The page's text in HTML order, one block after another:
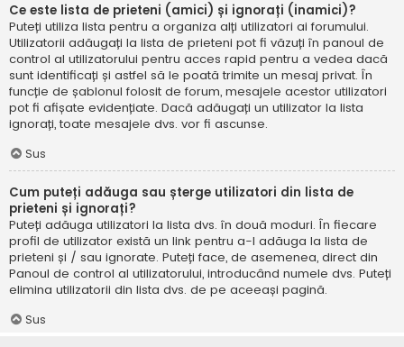
Ce este lista de prieteni (amici) și ignorați (inamici)?
Puteți utiliza lista pentru a organiza alți utilizatori ai forumului.
Utilizatorii adăugați la lista de prieteni pot fi văzuți în panoul de
control al utilizatorului pentru acces rapid pentru a vedea dacă
sunt identificați și astfel să le poată trimite un mesaj privat. În
funcție de șablonul folosit de forum, mesajele acestor utilizatori
pot fi afișate evidențiate. Dacă adăugați un utilizator la lista
ignorați, toate mesajele dvs. vor fi ascunse.
Sus
Cum puteți adăuga sau șterge utilizatori din lista de
prieteni și ignorați?
Puteți adăuga utilizatori la lista dvs. în două moduri. În fiecare
profil de utilizator există un link pentru a-l adăuga la lista de
prieteni și / sau ignorate. Puteți face, de asemenea, direct din
Panoul de control al utilizatorului, introducând numele dvs. Puteți
elimina utilizatorii din lista dvs. de pe aceeași pagină.
Sus